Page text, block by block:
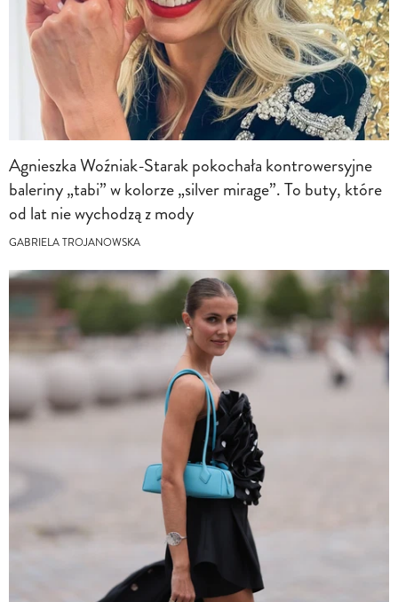
Agnieszka Woźniak-Starak pokochała kontrowersyjne
baleriny „tabi” w kolorze „silver mirage”. To buty, które
od lat nie wychodzą z mody
GABRIELA TROJANOWSKA